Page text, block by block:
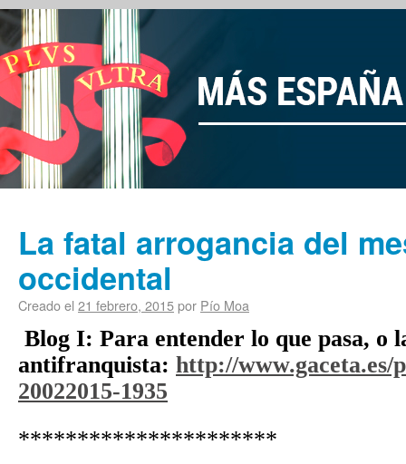
La fatal arrogancia del
occidental
Creado el 21 febrero, 2015por Pío Moa
Blog I: Para entender lo que pasa, o
antifranquista: http://www.gaceta.es/
20022015-1935
**********************